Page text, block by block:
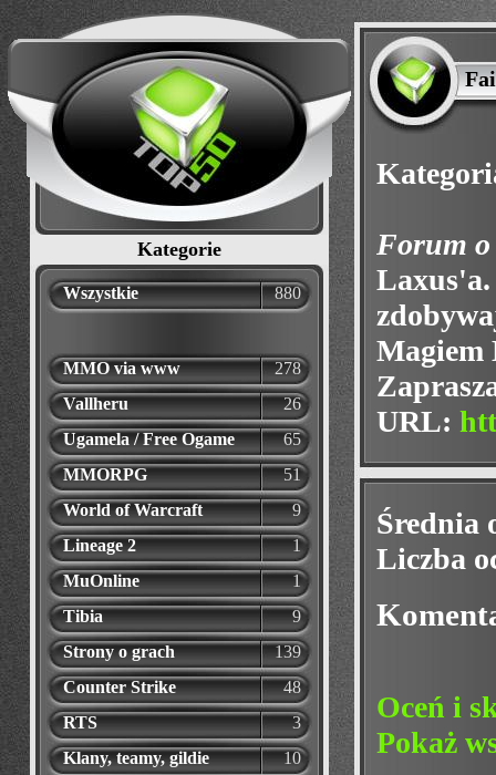
Kategorie
Wszystkie 880
MMO via www
278
Vallheru
26
Ugamela / Free Ogame
65
MMORPG
51
World of Warcraft
9
Lineage 2
1
MuOnline
1
Tibia
9
Strony o grach
139
Counter Strike
48
RTS
3
Klany, teamy, gildie
10
Forum
Laxus'a.
Magiem
URL:
Średnia
Liczba
Oceń i
Pokaż